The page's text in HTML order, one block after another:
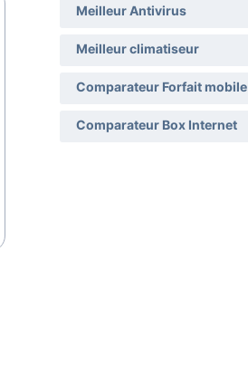
Meilleur Antivirus
Meilleur climatiseur
Comparateur Forfait mobile
Comparateur Box Internet